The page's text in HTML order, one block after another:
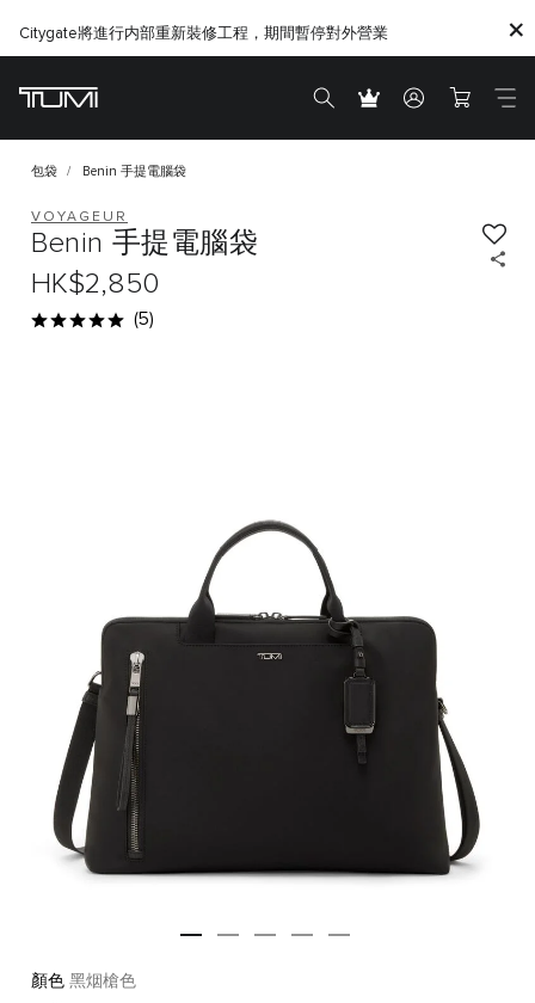
Citygate將進行内部重新裝修工程，期間暫停對外營業
包袋 Benin 手提電腦袋
VOYAGEUR
Benin 手提電腦袋
HK$2,850
(5)
顏色 黑烟槍色